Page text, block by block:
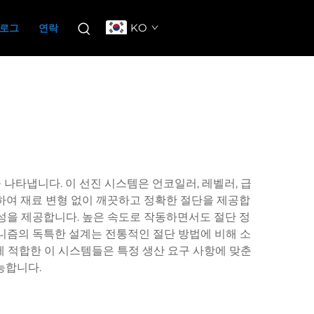
그 연락 KO
타냅니다. 이 선진 시스템은 언코일러, 레벨러, 급
재료 변형 없이 깨끗하고 정확한 절단을 제공합
제공합니다. 높은 속도로 작동하면서도 절단 정
의 독특한 설계는 전통적인 절단 방법에 비해 소
합한 이 시스템들은 특정 생산 요구 사항에 맞춘
합니다.